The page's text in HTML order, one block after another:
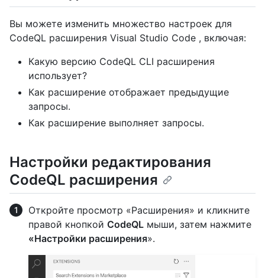
Вы можете изменить множество настроек для
CodeQL расширения Visual Studio Code , включая:
Какую версию CodeQL CLI расширения
использует?
Как расширение отображает предыдущие
запросы.
Как расширение выполняет запросы.
Настройки редактирования
CodeQL расширения
Откройте просмотр «Расширения» и кликните
правой кнопкой CodeQL мыши, затем нажмите
«Настройки расширения».